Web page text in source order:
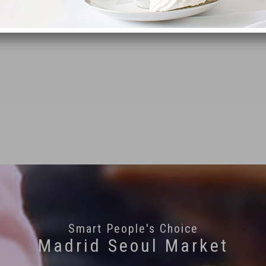
Smart People's Choice
Madrid Seoul Market